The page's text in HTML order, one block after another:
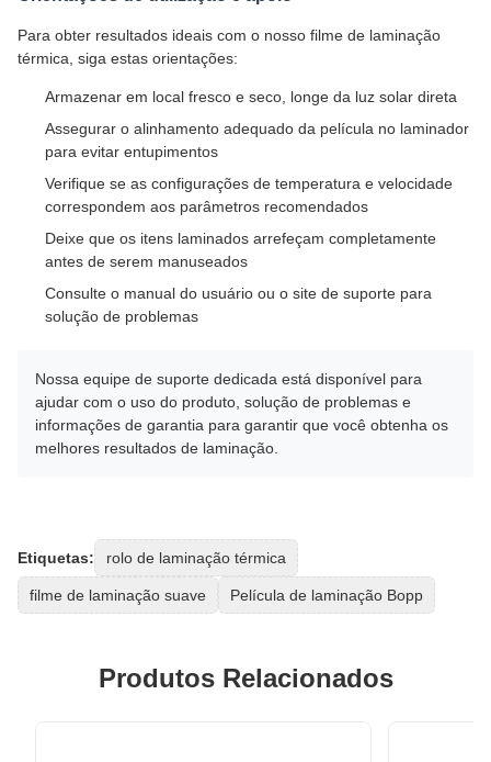
Para obter resultados ideais com o nosso filme de laminação
térmica, siga estas orientações:
Armazenar em local fresco e seco, longe da luz solar direta
Assegurar o alinhamento adequado da película no laminador
para evitar entupimentos
Verifique se as configurações de temperatura e velocidade
correspondem aos parâmetros recomendados
Deixe que os itens laminados arrefeçam completamente
antes de serem manuseados
Consulte o manual do usuário ou o site de suporte para
solução de problemas
Nossa equipe de suporte dedicada está disponível para
ajudar com o uso do produto, solução de problemas e
informações de garantia para garantir que você obtenha os
melhores resultados de laminação.
Etiquetas: rolo de laminação térmica
filme de laminação suave Película de laminação Bopp
Produtos Relacionados